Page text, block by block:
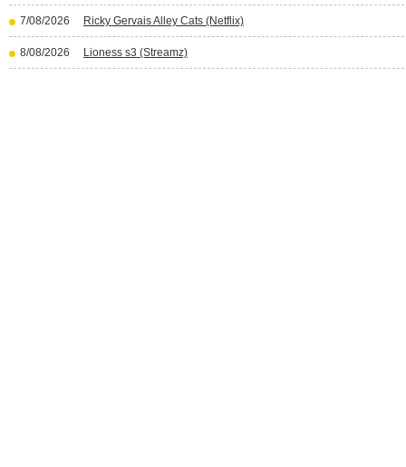
7/08/2026 Ricky Gervais Alley Cats (Netflix)
8/08/2026 Lioness s3 (Streamz)